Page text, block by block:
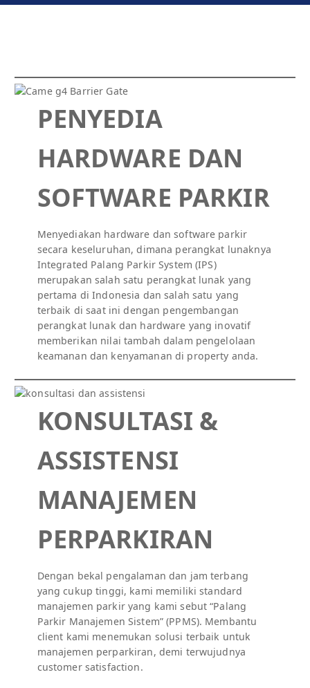
PENYEDIA
HARDWARE DAN
SOFTWARE PARKIR
Menyediakan hardware dan software parkir
secara keseluruhan, dimana perangkat lunaknya
Integrated Palang Parkir System (IPS)
merupakan salah satu perangkat lunak yang
pertama di Indonesia dan salah satu yang
terbaik di saat ini dengan pengembangan
perangkat lunak dan hardware yang inovatif
memberikan nilai tambah dalam pengelolaan
keamanan dan kenyamanan di property anda.
KONSULTASI &
ASSISTENSI
MANAJEMEN
PERPARKIRAN
Dengan bekal pengalaman dan jam terbang
yang cukup tinggi, kami memiliki standard
manajemen parkir yang kami sebut “Palang
Parkir Manajemen Sistem” (PPMS). Membantu
client kami menemukan solusi terbaik untuk
manajemen perparkiran, demi terwujudnya
customer satisfaction.